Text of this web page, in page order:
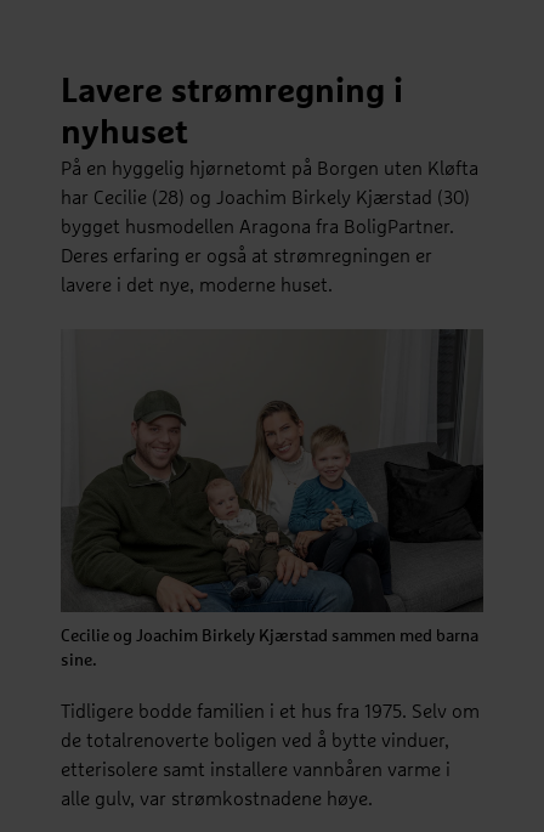
Lavere strømregning i
nyhuset
På en hyggelig hjørnetomt på Borgen uten Kløfta
har Cecilie (28) og Joachim Birkely Kjærstad (30)
bygget husmodellen Aragona fra BoligPartner.
Deres erfaring er også at strømregningen er
lavere i det nye, moderne huset.
Cecilie og Joachim Birkely Kjærstad sammen med barna
sine.
Tidligere bodde familien i et hus fra 1975. Selv om
de totalrenoverte boligen ved å bytte vinduer,
etterisolere samt installere vannbåren varme i
alle gulv, var strømkostnadene høye.